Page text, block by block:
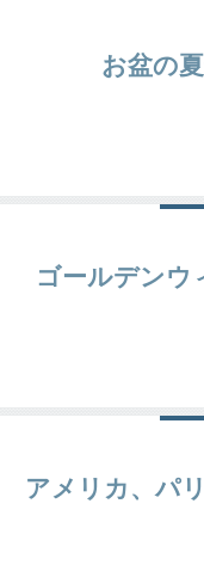
お盆の
ゴールデンウ
アメリカ、パ